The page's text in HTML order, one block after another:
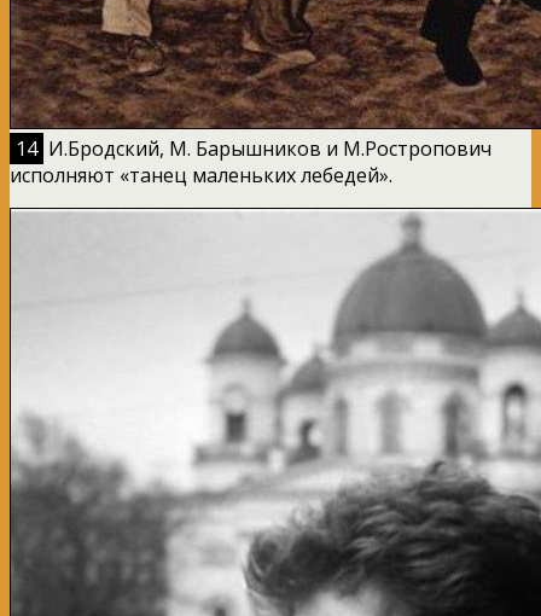
14 И.Бродский, М. Барышников и М.Ростропович
исполняют «танец маленьких лебедей».